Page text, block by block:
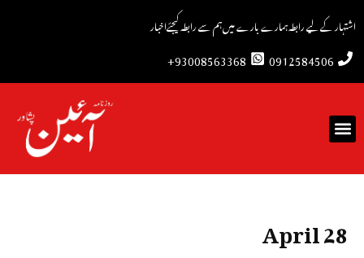
اشتہار کے لیے رابطہہمارے بارے میںہم سے رابطہ کیجئےاخبار
0912584506
93008563368+
28 April